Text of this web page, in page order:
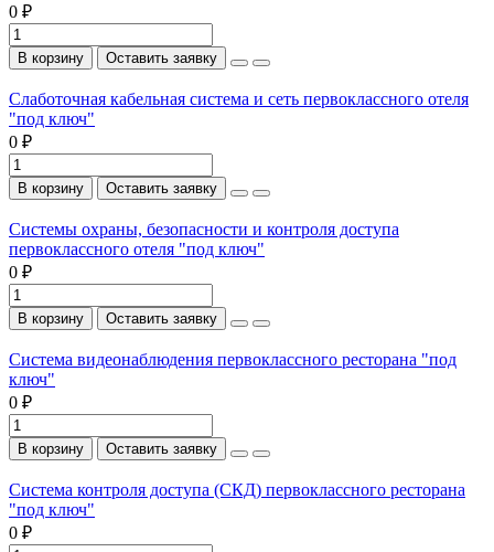
0 ₽
В корзину Оставить заявку
Слаботочная кабельная система и сеть первоклассного отеля
"под ключ"
0 ₽
В корзину Оставить заявку
Системы охраны, безопасности и контроля доступа
первоклассного отеля "под ключ"
0 ₽
В корзину Оставить заявку
Система видеонаблюдения первоклассного ресторана "под
ключ"
0 ₽
В корзину Оставить заявку
Система контроля доступа (СКД) первоклассного ресторана
"под ключ"
0 ₽